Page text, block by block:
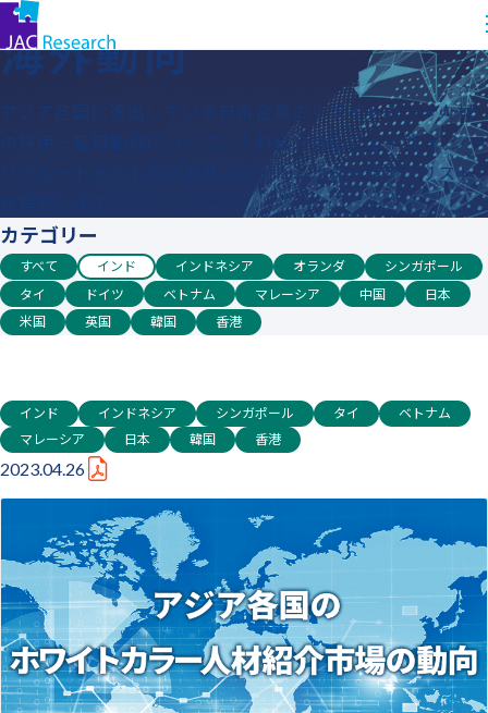
コ
ン
テ
ン
キッ
プ
す
る
トップ
海外動向
アジア各国に進出している日系企業のホワイトカラー人材
の採用・転職動向について、人材紹介会社ジェイ エイ シー
リクルートメントの各国拠点のダイレクターやアナリスト
カテゴリー
すべて インド インドネシア オランダ
シンガポール
タイ
ドイツ ベトナム マレーシア 中国
日本
米国
英国 韓国 香港
インド インドネシア シンガポール タイ
ベトナム
マレーシア
日本 韓国 香港
2023.04.26